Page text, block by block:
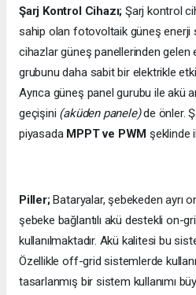
Şarj Kontrol Cihazı; Şarj kontrol
sahip olan fotovoltaik güneş enerji
cihazlar güneş panellerinden gelen
grubunu daha sabit bir elektrikle
Ayrıca güneş panel gurubu ile akü
geçişini (aküden panele)de önler.
piyasada MPPT ve PWM şeklinde
Piller;Bataryalar, şebekeden ayrı
şebeke bağlantılı akü destekli on-
kullanılmaktadır. Akü kalitesi bu
Özellikle off-grid sistemlerde
tasarlanmış bir sistem kullanımı